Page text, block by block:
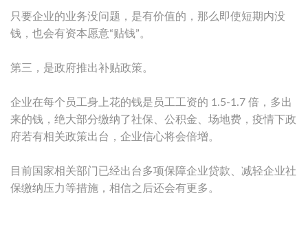
只要企业的业务没问题，是有价值的，那么即使短期内没
钱，也会有资本愿意“贴钱”。
第三，是政府推出补贴政策。
企业在每个员工身上花的钱是员工工资的 1.5-1.7 倍，多出
来的钱，绝大部分缴纳了社保、公积金、场地费，疫情下政
府若有相关政策出台，企业信心将会倍增。
目前国家相关部门已经出台多项保障企业贷款、减轻企业社
保缴纳压力等措施，相信之后还会有更多。